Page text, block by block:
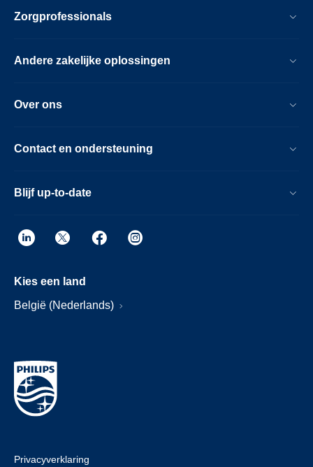
Zorgprofessionals
Andere zakelijke oplossingen
Over ons
Contact en ondersteuning
Blijf up-to-date
Kies een land
België (Nederlands)
Privacyverklaring